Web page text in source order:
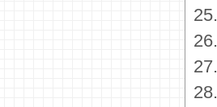
25.
26.
27.
28.